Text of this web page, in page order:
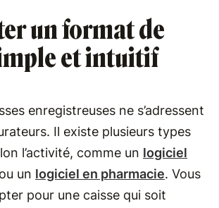
un format de
et intuitif
enregistreuses ne s’adressent
Il existe plusieurs types
l’activité, comme un logiciel
ou un logiciel en pharmacie. Vous
pour une caisse qui soit